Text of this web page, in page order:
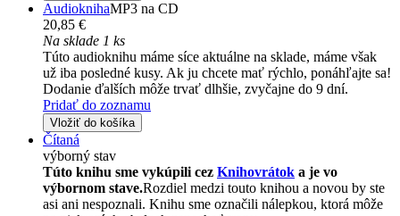
AudioknihaMP3 na CD
20,85 €
Na sklade 1 ks
Túto audioknihu máme síce aktuálne na sklade, máme však
už iba posledné kusy. Ak ju chcete mať rýchlo, ponáhľajte sa!
Dodanie ďalších môže trvať dlhšie, zvyčajne do 9 dní.
Pridať do zoznamu
Vložiť do košíka
Čítaná
výborný stav
Túto knihu sme vykúpili cez Knihovrátok a je vo
výbornom stave.Rozdiel medzi touto knihou a novou by ste
asi ani nespoznali. Knihu sme označili nálepkou, ktorá môže